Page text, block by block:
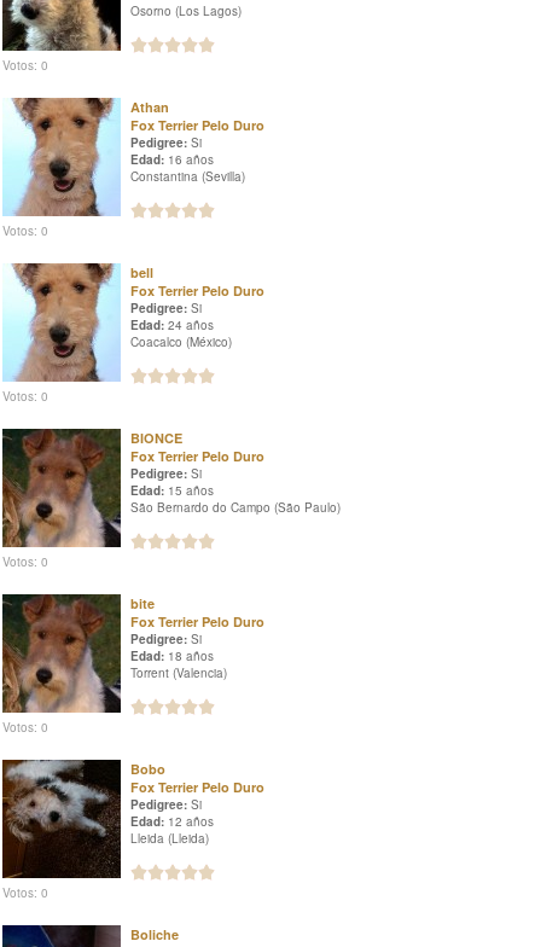
Osorno (Los Lagos)
Votos: 0
Athan
Fox Terrier Pelo Duro
Pedigree: Si
Edad: 16 años
Constantina (Sevilla)
Votos: 0
bell
Fox Terrier Pelo Duro
Pedigree: Si
Edad: 24 años
Coacalco (México)
Votos: 0
BIONCE
Fox Terrier Pelo Duro
Pedigree: Si
Edad: 15 años
São Bernardo do Campo (São Paulo)
Votos: 0
bite
Fox Terrier Pelo Duro
Pedigree: Si
Edad: 18 años
Torrent (Valencia)
Votos: 0
Bobo
Fox Terrier Pelo Duro
Pedigree: Si
Edad: 12 años
Lleida (Lleida)
Votos: 0
Boliche